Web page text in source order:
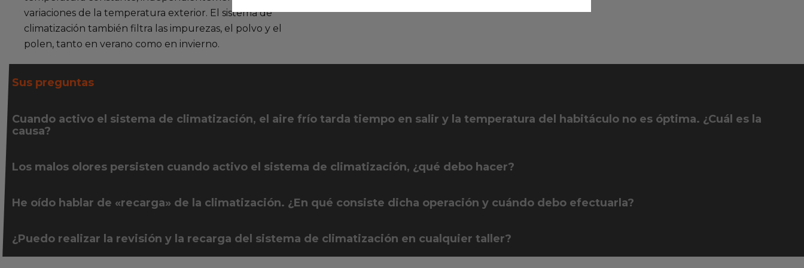
variaciones de la temperatura exterior. El sistema de
climatización también filtra las impurezas, el polvo y el
polen, tanto en verano como en invierno.
Sus preguntas
Cuando activo el sistema de climatización, el aire frío tarda tiempo en salir y la temperatura del habitáculo no es óptima. ¿Cuál es la
causa?
Los malos olores persisten cuando activo el sistema de climatización, ¿qué debo hacer?
He oído hablar de «recarga» de la climatización. ¿En qué consiste dicha operación y cuándo debo efectuarla?
¿Puedo realizar la revisión y la recarga del sistema de climatización en cualquier taller?